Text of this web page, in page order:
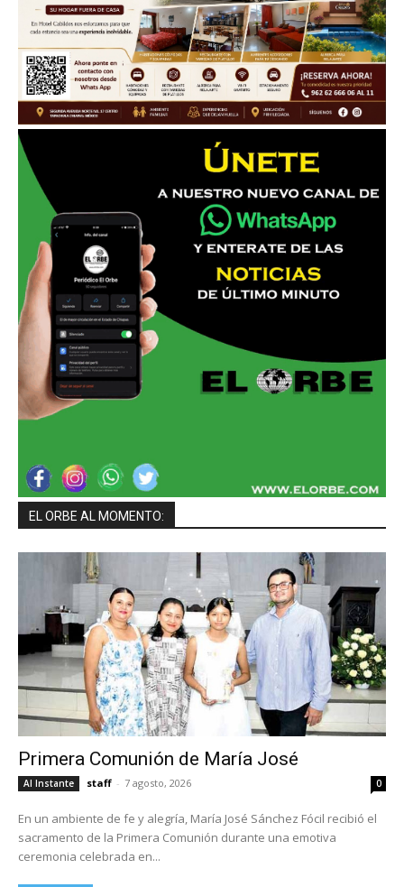
EL ORBE AL MOMENTO:
Primera Comunión de María José
Al Instante staff - 7 agosto, 2026 0
En un ambiente de fe y alegría, María José Sánchez Fócil recibió el
sacramento de la Primera Comunión durante una emotiva
ceremonia celebrada en...